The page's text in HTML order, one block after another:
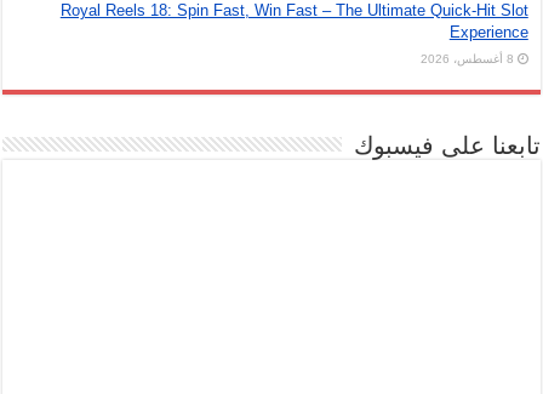
Royal Reels 18: Spin Fast, Win Fast – The Ultimate Quick‑Hit Slot
Experience
8 أغسطس، 2026
تابعنا على فيسبوك